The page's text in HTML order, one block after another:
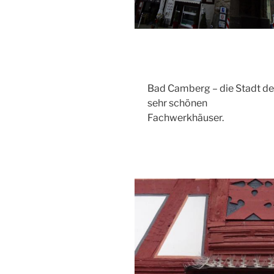
Bad Camberg – die Stadt
sehr schönen
Fachwerkhäuser.